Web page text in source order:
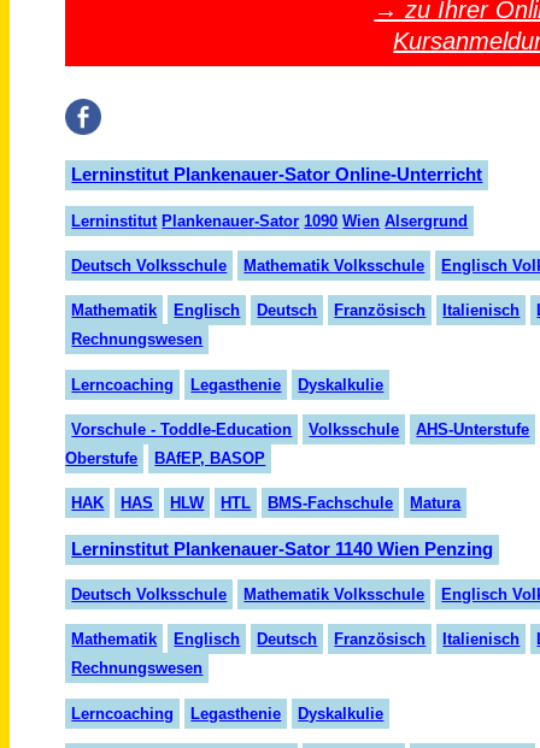
→ zu Ihrer
Lerninstitut Plankenauer-Sator Online-Unterricht
Lerninstitut Plankenauer-Sator 1090 Wien Alsergrund
Deutsch Volksschule Mathematik Volksschule Englisch
Mathematik Englisch Deutsch Französisch Italienisch
Rechnungswesen
Lerncoaching Legasthenie Dyskalkulie
Vorschule - Toddle-Education Volksschule
AHS-Unterstufe
Oberstufe
BAfEP, BASOP
HAK HAS HLW HTL BMS-Fachschule Matura
Lerninstitut Plankenauer-Sator 1140 Wien Penzing
Deutsch Volksschule Mathematik Volksschule Englisch
Mathematik Englisch Deutsch Französisch Italienisch
Rechnungswesen
Lerncoaching Legasthenie Dyskalkulie